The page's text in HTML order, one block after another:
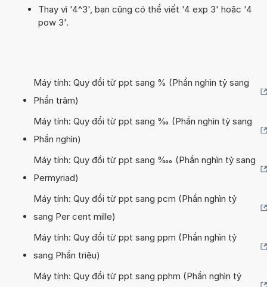
Thay vì '4^3', bạn cũng có thể viết '4 exp 3' hoặc '4
pow 3'.
Máy tính: Quy đổi từ ppt sang % (Phần nghìn tỷ sang
Phần trăm)
Máy tính: Quy đổi từ ppt sang ‰ (Phần nghìn tỷ sang
Phần nghìn)
Máy tính: Quy đổi từ ppt sang ‱ (Phần nghìn tỷ sang
Permyriad)
Máy tính: Quy đổi từ ppt sang pcm (Phần nghìn tỷ
sang Per cent mille)
Máy tính: Quy đổi từ ppt sang ppm (Phần nghìn tỷ
sang Phần triệu)
Máy tính: Quy đổi từ ppt sang pphm (Phần nghìn tỷ